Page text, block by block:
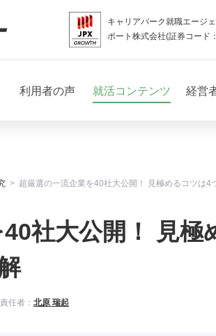
キャリアパーク就職エージ
ポート株式会社(証券コード
利用者の声 就活コンテンツ 経営
超厳選の一流企業を40社大公開！ 見極めるコツは4
社大公開！ 見極
任者： 北原 瑞起